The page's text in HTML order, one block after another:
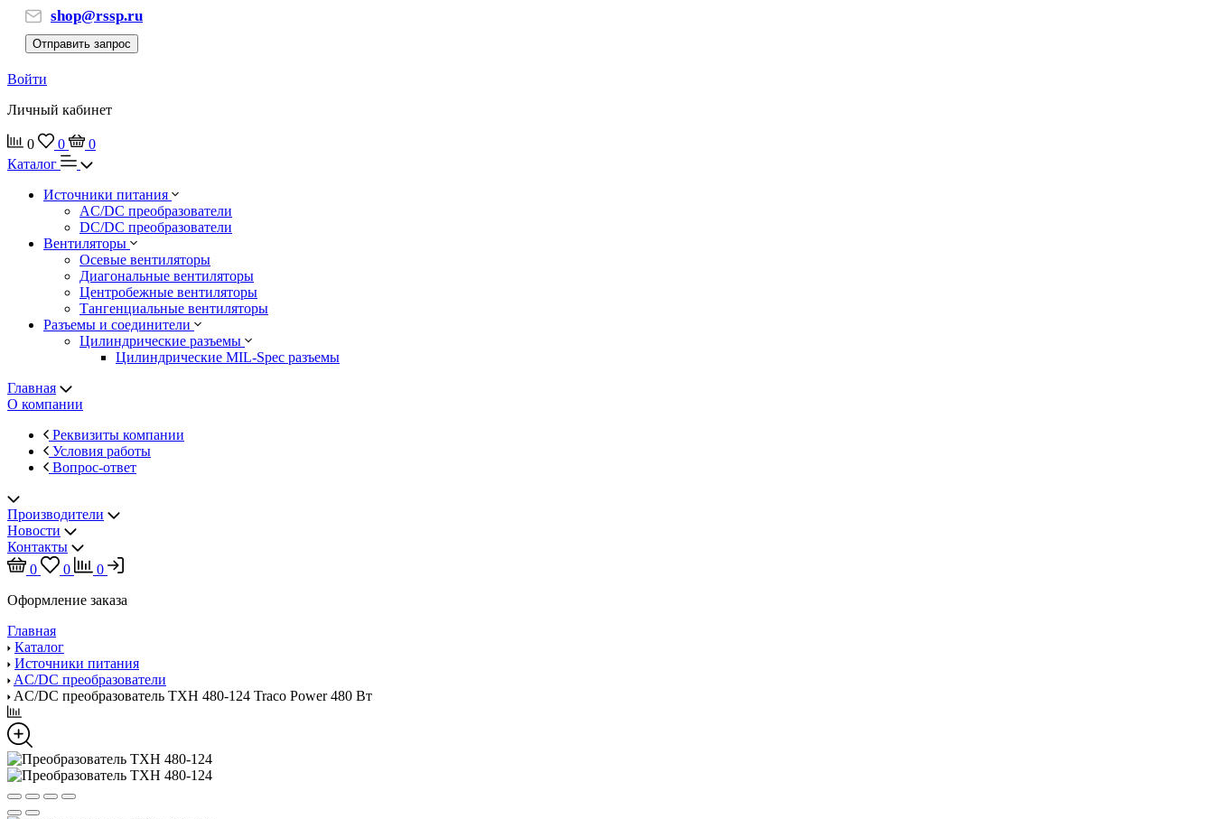
shop@rssp.ru
Отправить запрос
Войти
Личный кабинет
0 0
0
Каталог
Источники питания
AC/DC преобразователи
DC/DC преобразователи
Вентиляторы
Осевые вентиляторы
Диагональные вентиляторы
Центробежные вентиляторы
Тангенциальные вентиляторы
Разъемы и соединители
Цилиндрические разъемы
Цилиндрические MIL-Spec разъемы
Главная
О компании
Реквизиты компании
Условия работы
Вопрос-ответ
Производители
Новости
Контакты
0
0
0
Оформление заказа
Главная
Каталог
Источники питания
AC/DC преобразователи
AC/DC преобразователь TXH 480-124 Traco Power 480 Вт